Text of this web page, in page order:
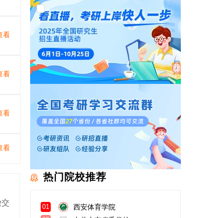
看
看
看
看
我已阅读并同意 《用户政策》
《用户服务
使用协议》
热门院校推荐
01 西安体育学院